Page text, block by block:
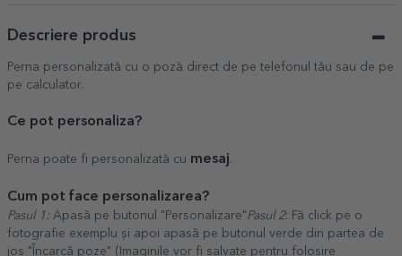
Descriere produs
Perna personalizată cu o poză direct de pe telefonul tău sau de pe
pe calculator.
Ce pot personaliza?
Perna poate fi personalizată cu mesaj.
Cum pot face personalizarea?
Pasul 1: Apasă pe butonul "Personalizare" Pasul 2: Fă click pe o
fotografie exemplu și apoi apasă pe butonul verde din partea de
jos "Încarcă poze" (Imaginile vor fi salvate pentru folosire